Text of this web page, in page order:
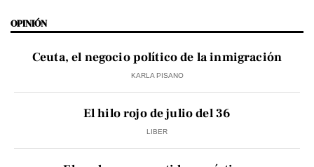
OPINIÓN
Ceuta, el negocio político de la inmigración
KARLA PISANO
El hilo rojo de julio del 36
LIBER